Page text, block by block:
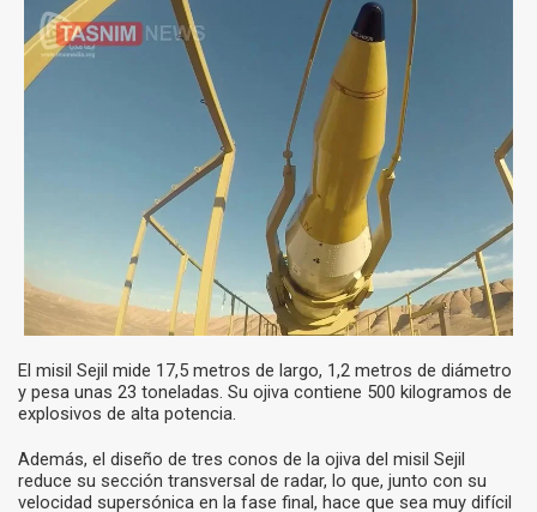
El misil Sejil mide 17,5 metros de largo, 1,2 metros de diámetro
y pesa unas 23 toneladas. Su ojiva contiene 500 kilogramos de
explosivos de alta potencia.
Además, el diseño de tres conos de la ojiva del misil Sejil
reduce su sección transversal de radar, lo que, junto con su
velocidad supersónica en la fase final, hace que sea muy difícil